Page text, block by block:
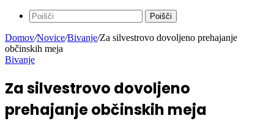
Poišči
Domov/Novice/Bivanje/Za silvestrovo dovoljeno prehajanje
občinskih meja
Bivanje
Za silvestrovo dovoljeno
prehajanje občinskih meja